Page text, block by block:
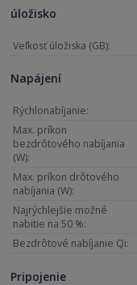
úložisko
Veľkosť úložiska (GB):
Napájení
Rýchlonabíjanie:
Max. príkon
bezdrôtového nabíjania
(W):
Max. príkon drôtového
nabíjania (W):
Najrýchlejšie možné
nabitie na 50 %:
Bezdrôtové nabíjanie Qi:
Pripojenie